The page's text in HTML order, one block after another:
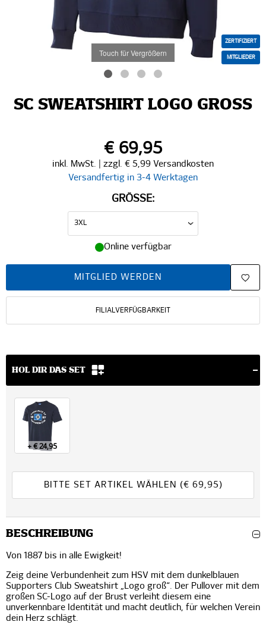
Touch für Vergrößern
ZERTIFIZIERT
MITGLIEDER
SC SWEATSHIRT LOGO GROSS
€ 69,95
inkl. MwSt. | zzgl. € 5,99 Versandkosten
Versandfertig in 3-4 Werktagen
GRÖSSE:
Online verfügbar
MITGLIED WERDEN
FILIALVERFÜGBARKEIT
HOL DIR DAS SET
+ € 24,95
BITTE SET ARTIKEL WÄHLEN (€ 69,95 )
BESCHREIBUNG
Von 1887 bis in alle Ewigkeit!
Zeig deine Verbundenheit zum HSV mit dem dunkelblauen
Supporters Club Sweatshirt „Logo groß“. Der Pullover mit dem
großen SC-Logo auf der Brust verleiht diesem eine
unverkennbare Identität und macht deutlich, für welchen Verein
dein Herz schlägt.